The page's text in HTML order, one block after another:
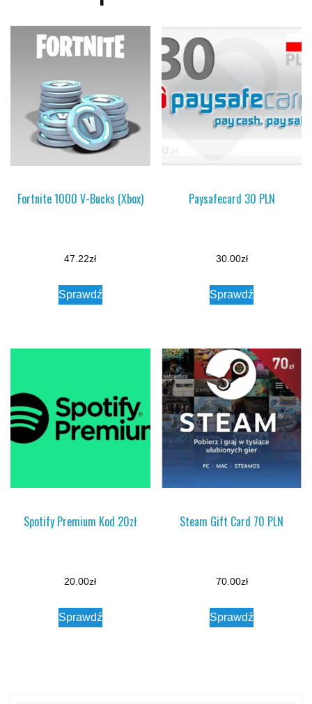
Fortnite 1000 V-Bucks (Xbox)
47.22zł
Sprawdź
Paysafecard 30 PLN
30.00zł
Sprawdź
Spotify Premium Kod 20zł
20.00zł
Sprawdź
Steam Gift Card 70 PLN
70.00zł
Sprawdź